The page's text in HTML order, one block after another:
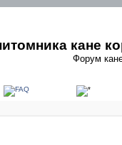
кане
Форум